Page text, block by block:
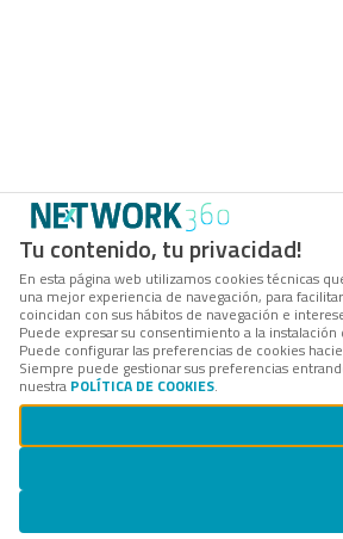
Tu contenido, tu privacidad!
En esta página web utilizamos cookies técnicas
una mejor experiencia de navegación, para
coincidan con sus hábitos de navegación e
Puede expresar su consentimiento a la
Puede configurar las preferencias de cookies
Siempre puede gestionar sus preferencias
nuestra POLÍTICA DE COOKIES.